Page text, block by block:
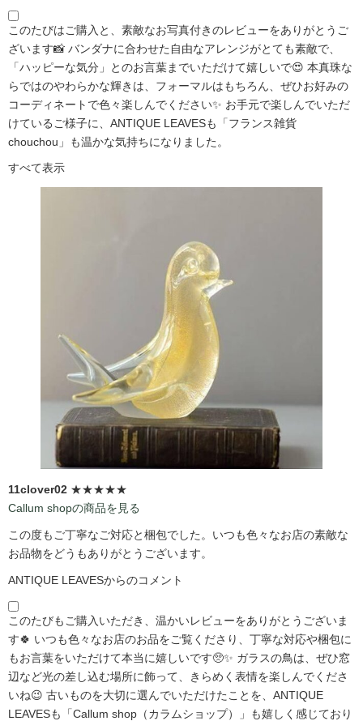
このたびはご購入と、素敵なお写真付きのレビューをありがとうご
ざいます📸 バンダナに合わせた自由なアレンジがとても素敵で、
「ハッピーな気分」とのお言葉までいただけて嬉しいで😍 本真珠な
らではのやわらかな輝きは、フォーマルはもちろん、ぜひお好みの
コーディネートで色々楽しんでください✨ お手元で楽しんでいただ
けているご様子に、ANTIQUE LEAVESも「フランス雑貨
chouchou」も温かな気持ちになりました。
すべて表示
11clover02 ★★★★★
Callum shopの商品を見る
この度もご丁寧なご対応と梱包でした。いつも色々なお店の素敵な
お品物をどうもありがとうございます。
ANTIQUE LEAVESからのコメント
このたびもご購入いただき、温かいレビューをありがとうございま
す🍀 いつも色々なお店のお品をご覧くださり、丁寧な対応や梱包に
もお言葉をいただけて本当に嬉しいです🥺✨ ガラスの鳥は、ぜひ窓
辺など光の差し込む場所に飾って、きらめく表情を楽しんでくださ
いね😉 古いものを大切に選んでいただけたことを、ANTIQUE
LEAVESも「Callum shop（カラムショップ）」も嬉しく感じており